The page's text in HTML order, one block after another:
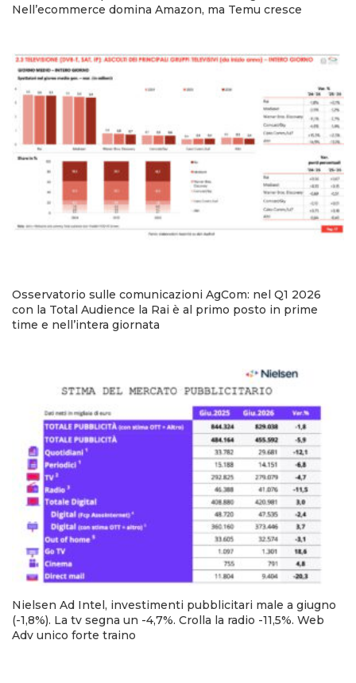
Nell’ecommerce domina Amazon, ma Temu cresce
Osservatorio sulle comunicazioni AgCom: nel Q1 2026
con la Total Audience la Rai è al primo posto in prime
time e nell’intera giornata
Nielsen Ad Intel, investimenti pubblicitari male a giugno
(-1,8%). La tv segna un -4,7%. Crolla la radio -11,5%. Web
Adv unico forte traino